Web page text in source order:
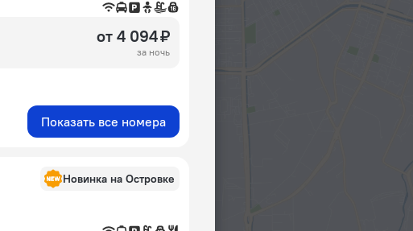
от 4 094 ₽
за ночь
Показать все номера
Новинка на Островке